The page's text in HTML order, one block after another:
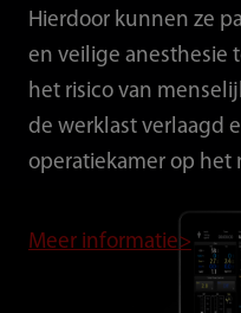
Hierdoor kunnen ze
en veilige anesthesie
het risico van
de werklast verlaagd
operatiekamer op het
Meer informatie>